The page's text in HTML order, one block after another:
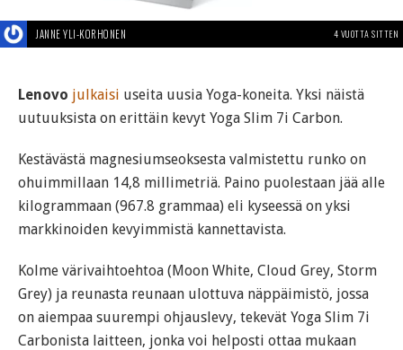
JANNE YLI-KORHONEN 4 VUOTTA SITTEN
Lenovo julkaisi useita uusia Yoga-koneita. Yksi näistä
uutuuksista on erittäin kevyt Yoga Slim 7i Carbon.
Kestävästä magnesiumseoksesta valmistettu runko on
ohuimmillaan 14,8 millimetriä. Paino puolestaan jää alle
kilogrammaan (967.8 grammaa) eli kyseessä on yksi
markkinoiden kevyimmistä kannettavista.
Kolme värivaihtoehtoa (Moon White, Cloud Grey, Storm
Grey) ja reunasta reunaan ulottuva näppäimistö, jossa
on aiempaa suurempi ohjauslevy, tekevät Yoga Slim 7i
Carbonista laitteen, jonka voi helposti ottaa mukaan